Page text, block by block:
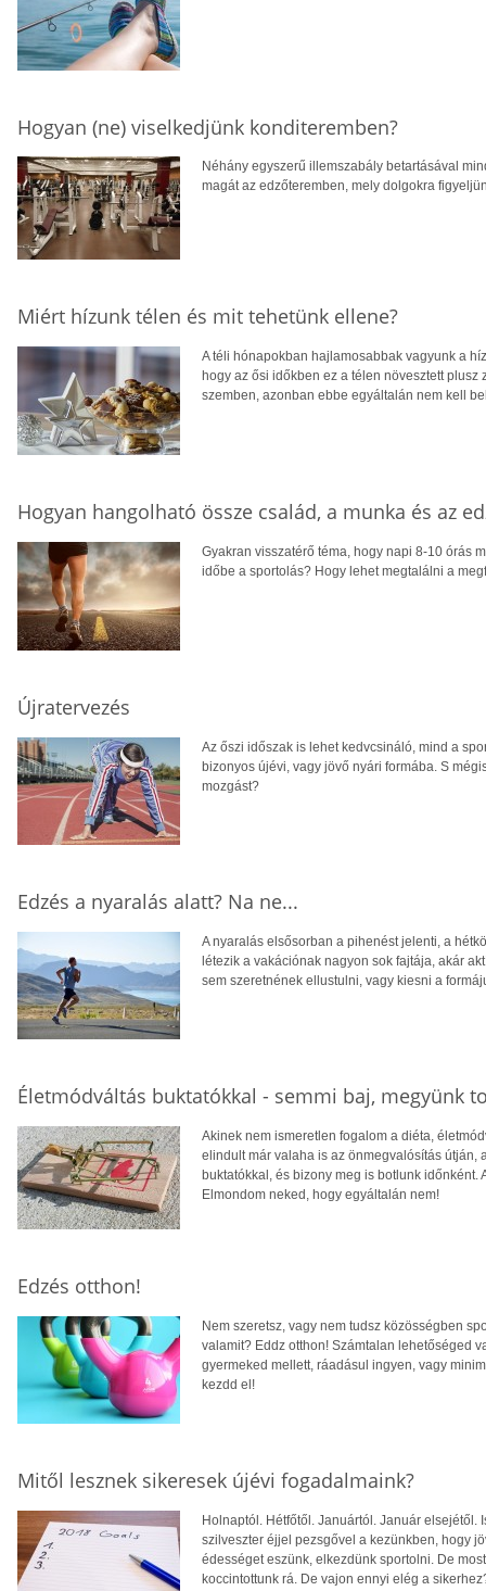
Hogyan (ne) viselkedjünk konditeremben?
Néhány egyszerű illemszabály betartásával
magát az edzőteremben, mely dolgokra
Miért hízunk télen és mit tehetünk ellene?
A téli hónapokban hajlamosabbak vagyunk a
hogy az ősi időkben ez a télen növesztett
szemben, azonban ebbe egyáltalán nem kell
Hogyan hangolható össze család, a munka és az
Gyakran visszatérő téma, hogy napi 8-10 órás
időbe a sportolás? Hogy lehet megtalálni a
Újratervezés
Az őszi időszak is lehet kedvcsináló, mind a
bizonyos újévi, vagy jövő nyári formába. S
mozgást?
Edzés a nyaralás alatt? Na ne...
A nyaralás elsősorban a pihenést jelenti, a
létezik a vakációnak nagyon sok fajtája, akár
sem szeretnének ellustulni, vagy kiesni a
Életmódváltás buktatókkal - semmi baj, megyünk
Akinek nem ismeretlen fogalom a diéta,
elindult már valaha is az önmegvalósítás útján,
buktatókkal, és bizony meg is botlunk
Elmondom neked, hogy egyáltalán nem!
Edzés otthon!
Nem szeretsz, vagy nem tudsz közösségben
valamit? Eddz otthon! Számtalan lehetőséged
gyermeked mellett, ráadásul ingyen, vagy
kezdd el!
Mitől lesznek sikeresek újévi fogadalmaink?
Holnaptól. Hétfőtől. Januártól. Január
szilveszter éjjel pezsgővel a kezünkben, hogy
édességet eszünk, elkezdünk sportolni. De
koccintottunk rá. De vajon ennyi elég a